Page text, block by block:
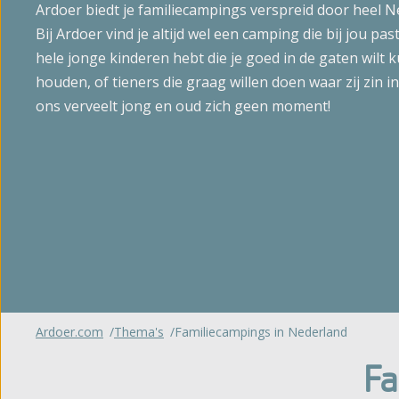
Gelderland
Haeghehorst
't Noorder Sandt
Sint Maartenszee
Tempelhof
Ardoer biedt je familiecampings verspreid door heel
Bij Ardoer vind je altijd wel een camping die bij jou
hele jonge kinderen hebt die je goed in de gaten wilt
houden, of tieners die graag willen doen waar zij zin
ons verveelt jong en oud zich geen moment!
Ardoer.com Thema's Familiecampings in Nederland